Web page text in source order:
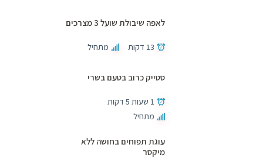
לאפה שיבולת שועל 3 מצרכים
13 דקות מתחיל
סטייק כרוב בטעם בשרי
1 שעות 5 דקות
מתחיל
עוגת תפוחים בחושה ללא
מיקסר